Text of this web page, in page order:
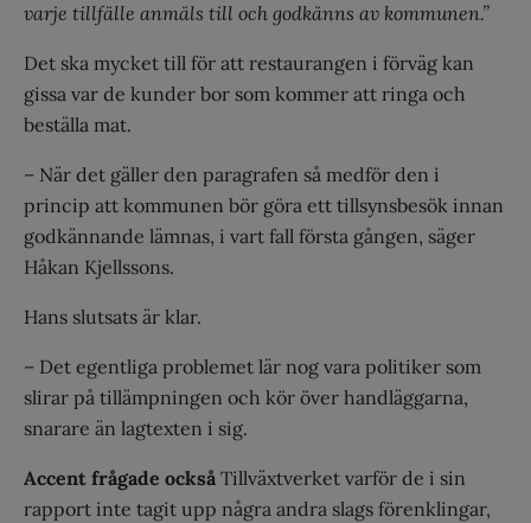
varje tillfälle anmäls till och godkänns av kommunen.”
Det ska mycket till för att restaurangen i förväg kan
gissa var de kunder bor som kommer att ringa och
beställa mat.
– När det gäller den paragrafen så medför den i
princip att kommunen bör göra ett tillsynsbesök innan
godkännande lämnas, i vart fall första gången, säger
Håkan Kjellssons.
Hans slutsats är klar.
– Det egentliga problemet lär nog vara politiker som
slirar på tillämpningen och kör över handläggarna,
snarare än lagtexten i sig.
Accent frågade också Tillväxtverket varför de i sin
rapport inte tagit upp några andra slags förenklingar,